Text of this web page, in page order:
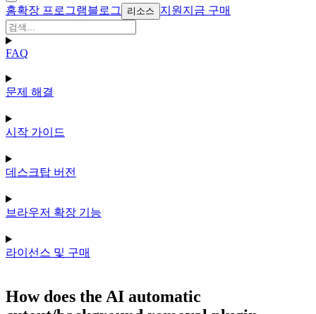
홈확장 프로그램블로그 리소스 지원 지금 구매
FAQ
문제 해결
시작 가이드
데스크탑 버전
브라우저 확장 기능
라이선스 및 구매
How does the AI automatic